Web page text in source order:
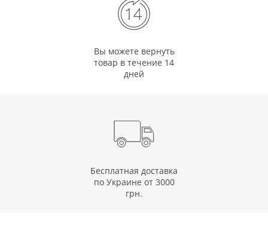
Вы можете вернуть
товар в течение 14
дней
Бесплатная доставка
по Украине от 3000
грн.